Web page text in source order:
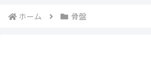
ホーム 骨盤